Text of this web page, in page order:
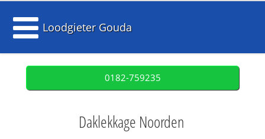
Loodgieter Gouda
0182-759235
Daklekkage Noorden